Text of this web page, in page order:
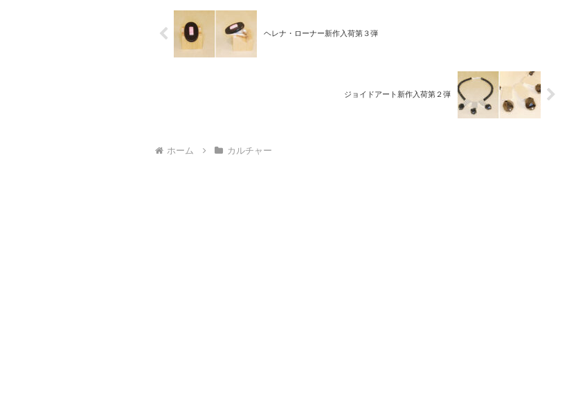
ヘレナ・ローナー新作入荷第３弾
ジョイドアート新作入荷第２弾
ホーム カルチャー